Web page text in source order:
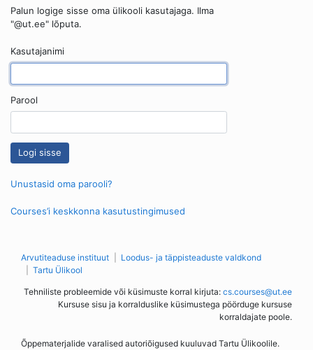
Palun logige sisse oma ülikooli kasutajaga. Ilma
"@ut.ee" lõputa.
Kasutajanimi
Parool
Unustasid oma parooli?
Courses’i keskkonna kasutustingimused
Arvutiteaduse instituut
Loodus- ja täppisteaduste valdkond
Tartu Ülikool
Tehniliste probleemide või küsimuste korral kirjuta: cs.courses@ut.ee
Kursuse sisu ja korralduslike küsimustega pöörduge kursuse
korraldajate poole.
Õppematerjalide varalised autoriõigused kuuluvad Tartu Ülikoolile.